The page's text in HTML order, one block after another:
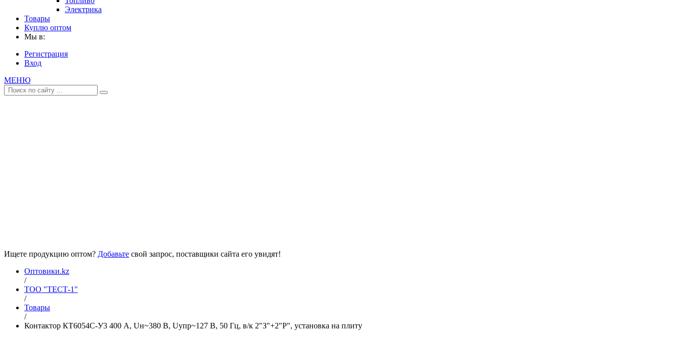
Электрика
Товары
Куплю оптом
Мы в:
Регистрация
Вход
МЕНЮ
Ищете продукцию оптом? Добавьте свой запрос, поставщики сайта его увидят!
Оптовики.kz
/
ТОО "ТЕСТ-1"
/
Товары
/
Контактор КТ6054С-У3 400 А, Uн~380 В, Uупр~127 В, 50 Гц, в/к 2"З"+2"Р", установка на плиту